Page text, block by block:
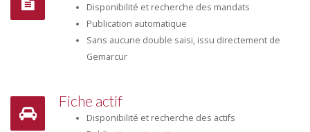
Disponibilité et recherche des mandats
Publication automatique
Sans aucune double saisi, issu directement de
Gemarcur
Fiche actif
Disponibilité et recherche des actifs